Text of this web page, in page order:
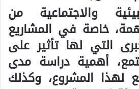
والاجتماعية من
خاصة في المشاريع
التي لها تأثير على
أهمية دراسة مدى
لهذا المشروع، وكذلك